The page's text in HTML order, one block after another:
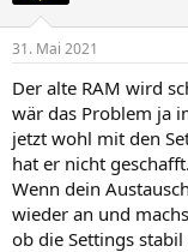
31. Mai 2021
Der alte RAM wird
wär das Problem ja
jetzt wohl mit den
hat er nicht geschafft.
Wenn dein
wieder an und
ob die Settings stabil